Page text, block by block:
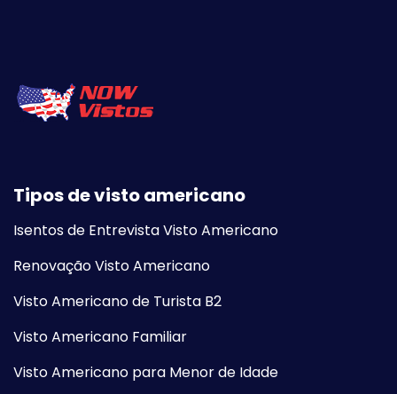
Tipos de visto americano
Isentos de Entrevista Visto Americano
Renovação Visto Americano
Visto Americano de Turista B2
Visto Americano Familiar
Visto Americano para Menor de Idade